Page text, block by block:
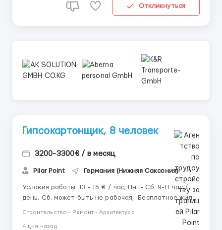
Откликнуться
Гипсокартонщик, 8 человек
3200-3300€ / в месяц
Pilar Point Германия (Нижняя Саксония)
Условия работы: 13 - 15 € / час; Пн. - Сб. 9-11 час /
день. Сб. может быть не рабочая; Бесплатное жилье
Строительство - Ремонт - Архитектура
4 дня назад